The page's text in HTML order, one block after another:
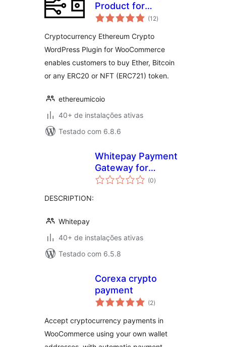
Product for
WooCommerce
(12total
de
)
Cryptocurrency Ethereum Crypto
WordPress Plugin for WooCommerce
enables customers to buy Ether, Bitcoin
or any ERC20 or NFT (ERC721) token.
ethereumicoio
40+ de instalações ativas
Testado com 6.8.6
Whitepay Payment
Gateway for
WooCommerce
(0total
de
)
DESCRIPTION:
Whitepay
40+ de instalações ativas
Testado com 6.5.8
Corexa crypto
payment
(2total
de
)
Accept cryptocurrency payments in
WooCommerce using your own wallet